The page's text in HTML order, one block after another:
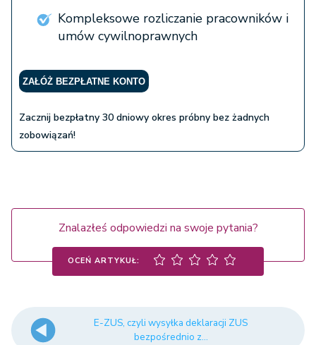
Kompleksowe rozliczanie pracowników i
umów cywilnoprawnych
ZAŁÓŻ BEZPŁATNE KONTO
Zacznij bezpłatny 30 dniowy okres próbny bez żadnych
zobowiązań!
Znalazłeś odpowiedzi na swoje pytania?
OCEŃ ARTYKUŁ:
E-ZUS, czyli wysyłka deklaracji ZUS
bezpośrednio z...